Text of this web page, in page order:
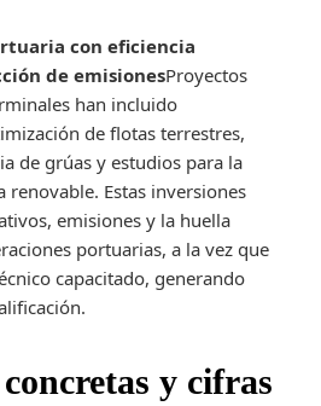
con eficiencia
de emisionesProyectos
han incluido
de flotas terrestres,
de grúas y estudios para la
renovable. Estas inversiones
emisiones y la huella
portuarias, a la vez que
capacitado, generando
y cifras